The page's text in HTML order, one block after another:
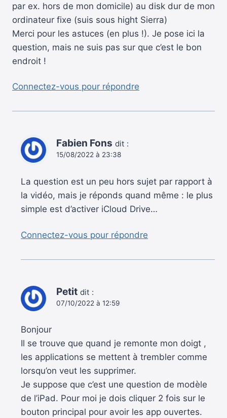
par ex. hors de mon domicile) au disk dur de mon
ordinateur fixe (suis sous hight Sierra)
Merci pour les astuces (en plus !). Je pose ici la
question, mais ne suis pas sur que c’est le bon
endroit !
Connectez-vous pour répondre
Fabien Fons dit :
15/08/2022 à 23:38
La question est un peu hors sujet par rapport à
la vidéo, mais je réponds quand même : le plus
simple est d’activer iCloud Drive…
Connectez-vous pour répondre
Petit dit :
07/10/2022 à 12:59
Bonjour
Il se trouve que quand je remonte mon doigt ,
les applications se mettent à trembler comme
lorsqu’on veut les supprimer.
Je suppose que c’est une question de modèle
de l’iPad. Pour moi je dois cliquer 2 fois sur le
bouton principal pour avoir les app ouvertes.